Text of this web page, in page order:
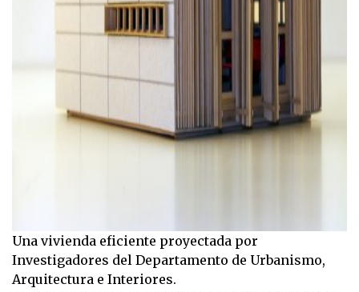
Una vivienda eficiente proyectada por
Investigadores del Departamento de Urbanismo,
Arquitectura e Interiores.